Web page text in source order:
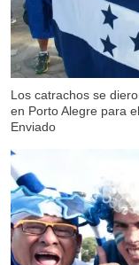
Los catrachos se
en Porto Alegre para
Enviado